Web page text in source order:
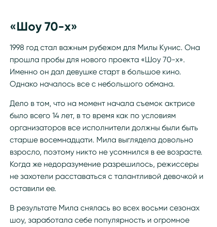
«Шоу 70-х»
1998 год стал важным рубежом для Милы Кунис. Она
прошла пробы для нового проекта «Шоу 70-х».
Именно он дал девушке старт в большое кино.
Однако началось все с небольшого обмана.
Дело в том, что на момент начала съемок актрисе
было всего 14 лет, в то время как по условиям
организаторов все исполнители должны были быть
старше восемнадцати. Мила выглядела довольно
взросло, поэтому никто не усомнился в ее возрасте.
Когда же недоразумение разрешилось, режиссеры
не захотели расставаться с талантливой девочкой и
оставили ее.
В результате Мила снялась во всех восьми сезонах
шоу, заработала себе популярность и огромное